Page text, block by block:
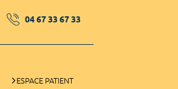
04 67 33 67 33
ESPACE PATIENT